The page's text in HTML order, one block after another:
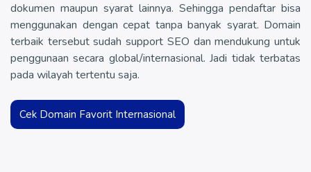
dokumen maupun syarat lainnya. Sehingga pendaftar bisa
menggunakan dengan cepat tanpa banyak syarat. Domain
terbaik tersebut sudah support SEO dan mendukung untuk
penggunaan secara global/internasional. Jadi tidak terbatas
pada wilayah tertentu saja.
Cek Domain Favorit Internasional